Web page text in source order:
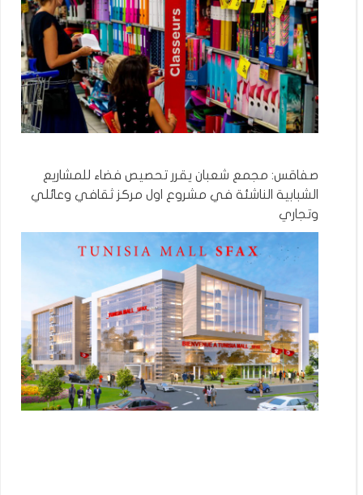
صفاقس: مجمع شعبان يقرر تحصيص فضاء للمشاريع
الشبابية الناشئة في مشروع اول مركز ثقافي وعائلي
وتجاري